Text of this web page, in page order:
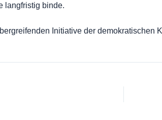
langfristig binde.
Initiative der demokratischen